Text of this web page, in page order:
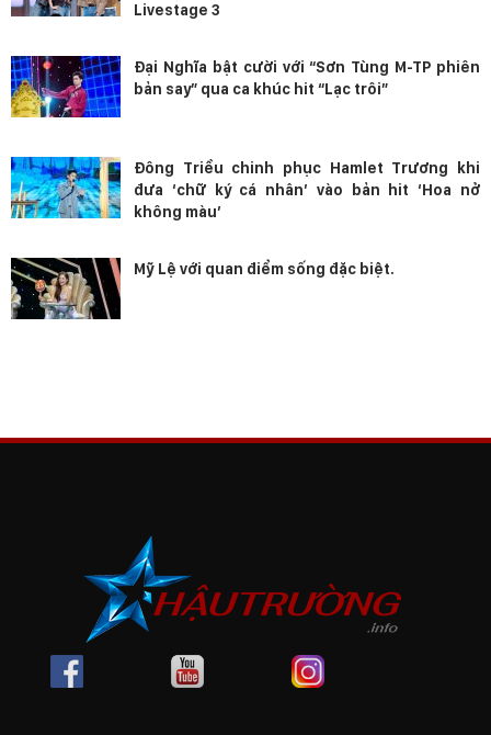
Livestage 3
Đại Nghĩa bật cười với “Sơn Tùng M-TP phiên
bản say” qua ca khúc hit “Lạc trôi”
Đông Triều chinh phục Hamlet Trương khi
đưa ‘chữ ký cá nhân’ vào bản hit ‘Hoa nở
không màu’
Mỹ Lệ với quan điểm sống đặc biệt.